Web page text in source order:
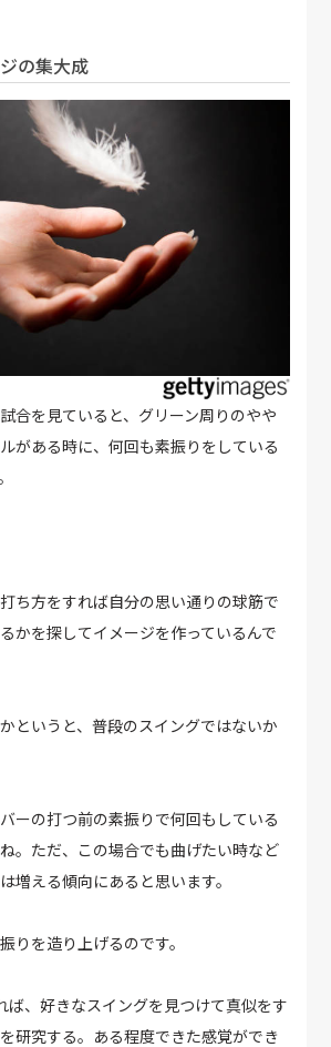
の集大成
合を見ていると、グリーン周りのやや
がある時に、何回も素振りをしている
ち方をすれば自分の思い通りの球筋で
かを探してイメージを作っているんで
というと、普段のスイングではないか
ーの打つ前の素振りで何回もしている
。ただ、この場合でも曲げたい時など
増える傾向にあると思います。
りを造り上げるのです。
ば、好きなスイングを見つけて真似をす
研究する。ある程度できた感覚ができ